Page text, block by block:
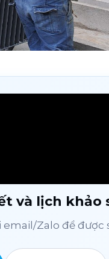
và lịch khảo
Zalo để được